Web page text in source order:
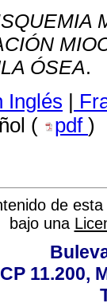
ÓSEA.
Inglés |
( pdf )
de
bajo una
CP 11.200,